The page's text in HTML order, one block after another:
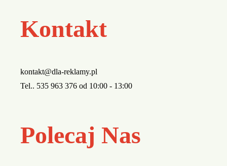
Kontakt
kontakt@dla-reklamy.pl
Tel.. 535 963 376 od 10:00 - 13:00
Polecaj Nas